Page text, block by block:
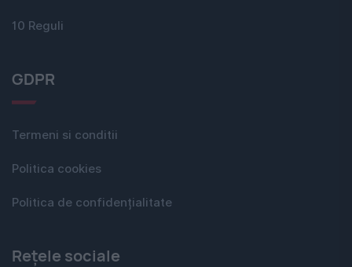
10 Reguli
GDPR
Termeni si conditii
Politica cookies
Politica de confidențialitate
Rețele sociale